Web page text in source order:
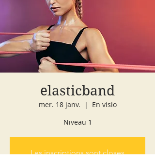
cours d'essai
elasticband
mer. 18 janv.
  |
En visio
Niveau 1
Les inscriptions sont closes